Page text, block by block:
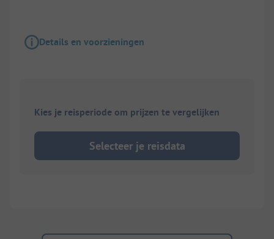
Details en voorzieningen
Kies je reisperiode om prijzen te vergelijken
Selecteer je reisdata